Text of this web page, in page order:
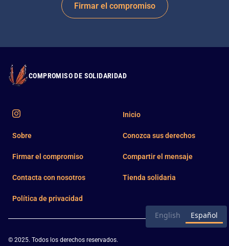
Firmar el compromiso
COMPROMISO DE SOLIDARIDAD
Inicio
Sobre
Firmar el compromiso
Conozca sus derechos
Compartir el mensaje
Tienda solidaria
Política de privacidad
Contacta con nosotros
© 2025. Todos los derechos reservados.
English Español